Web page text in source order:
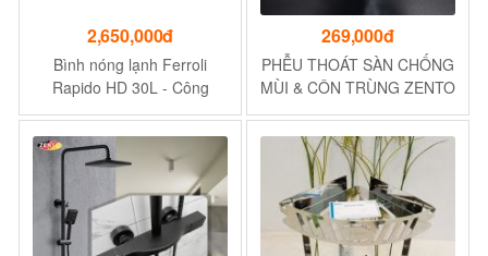
2,650,000đ
Bình nóng lạnh Ferroli
Rapido HD 30L - Công
nghệ sản xuất Italy
269,000đ
PHỄU THOÁT SÀN CHỐNG
MÙI & CÔN TRÙNG ZENTO
ZT505-2U